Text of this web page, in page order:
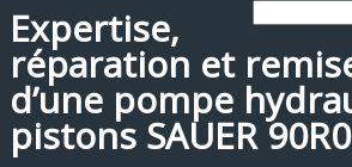
Expertise,
réparation et
d’une pompe
pistons SAUER